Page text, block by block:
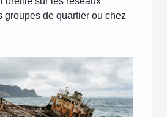
groupes de quartier ou chez